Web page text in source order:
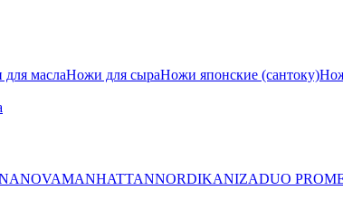
маслаНожи для сыраНожи японские (сантоку)
NOVAMANHATTANNORDIKANIZADUO PRO